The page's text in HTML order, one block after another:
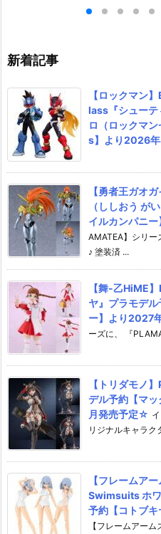
食玩フィギュ
新着記事
【ロックマン
lass『シューテ
ロ（ロックマ
s】より2026
【勇者王ガオ
（ししおう が
イルカンパニ
AMATEA】シリー
♪ 塗装済 ...
【舞-乙HiME
ヤ』プラモデ
ー】より2027
ーズに、 『
【トリダモノ
デル予約【マ
月発売予定☆
リジナルキャラク
【フレームア
Swimsuits ホワ
予約【コトブ
【フレームアー